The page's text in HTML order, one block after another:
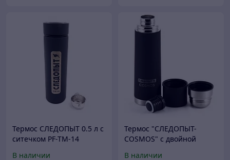
Термос СЛЕДОПЫТ 0.5 л с
ситечком PF-TM-14
В наличии
Термос "СЛЕДОПЫТ-
COSMOS" с двойной
В наличии